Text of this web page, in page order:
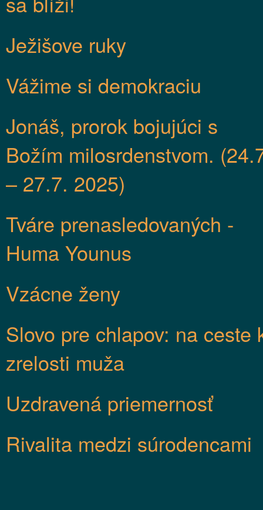
Ježišove ruky
Vážime si demokraciu
Jonáš, prorok bojujúci s
Božím milosrdenstvom.
– 27.7. 2025)
Tváre prenasledovaných -
Huma Younus
Vzácne ženy
Slovo pre chlapov: na ceste
zrelosti muža
Uzdravená priemernosť
Rivalita medzi súrodencami